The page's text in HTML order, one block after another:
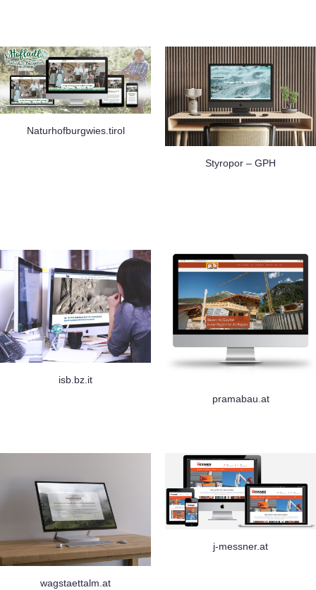
Naturhofburgwies.tirol
Styropor – GPH
isb.bz.it
pramabau.at
wagstaettalm.at
j-messner.at